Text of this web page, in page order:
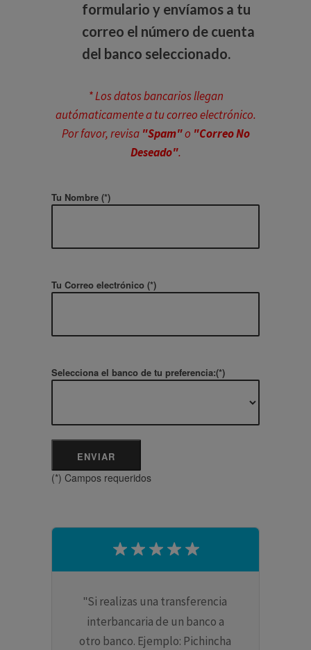
formulario y envíamos a tu
correo el número de cuenta
del banco seleccionado.
* Los datos bancarios llegan
autómaticamente a tu correo electrónico.
Por favor, revisa "Spam"o "Correo No
Deseado".
Tu Nombre (*)
Tu Correo electrónico (*)
Selecciona el banco de tu preferencia:(*)
(*) Campos requeridos
Si realizas una transferencia
interbancaria de un banco a
otro banco. Ejemplo: Pichincha